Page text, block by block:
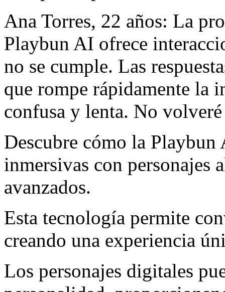
Ana Torres, 22 años: La
Playbun AI ofrece
no se cumple. Las
que rompe rápidamente la
confusa y lenta. No
Descubre cómo la
inmersivas con personajes
avanzados.
Esta tecnología permite
creando una experiencia
Los personajes digitales